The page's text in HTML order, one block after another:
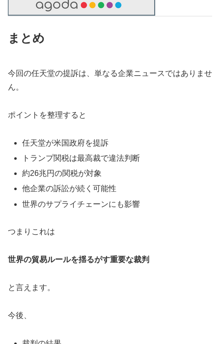
まとめ
今回の任天堂の提訴は、単なる企業ニュースではありませ
ん。
ポイントを整理すると
任天堂が米国政府を提訴
トランプ関税は最高裁で違法判断
約26兆円の関税が対象
他企業の訴訟が続く可能性
世界のサプライチェーンにも影響
つまりこれは
世界の貿易ルールを揺るがす重要な裁判
と言えます。
今後、